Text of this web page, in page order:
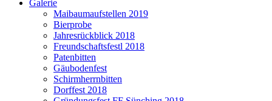
Galerie
Maibaumaufstellen 2019
Bierprobe
Jahresrückblick 2018
Freundschaftsfestl 2018
Patenbitten
Gäubodenfest
Schirmherrnbitten
Dorffest 2018